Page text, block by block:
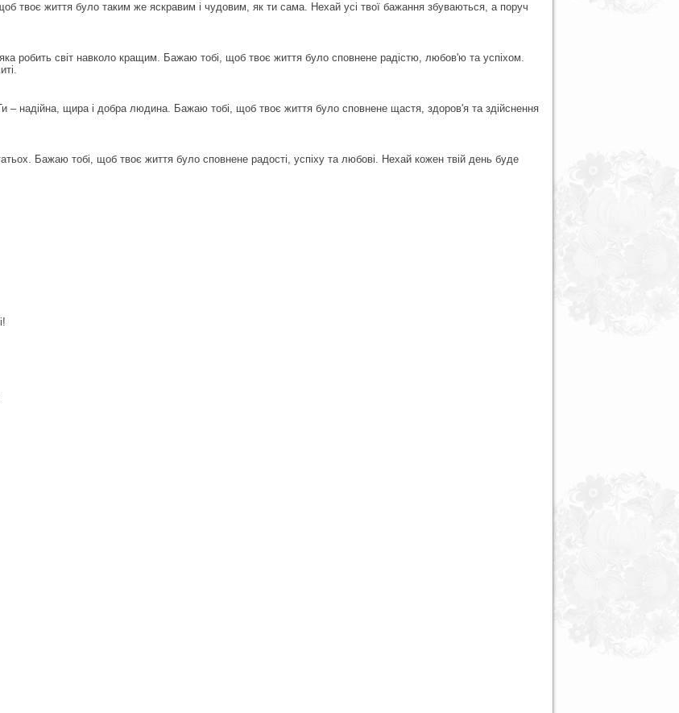
життя було таким же яскравим і чудовим, як ти сама. Нехай усі твої бажання збуваються, а поруч
робить світ навколо кращим. Бажаю тобі, щоб твоє життя було сповнене радістю, любов'ю та успіхом.
– надійна, щира і добра людина. Бажаю тобі, щоб твоє життя було сповнене щастя, здоров'я та здійснення
Бажаю тобі, щоб твоє життя було сповнене радості, успіху та любові. Нехай кожен твій день буде